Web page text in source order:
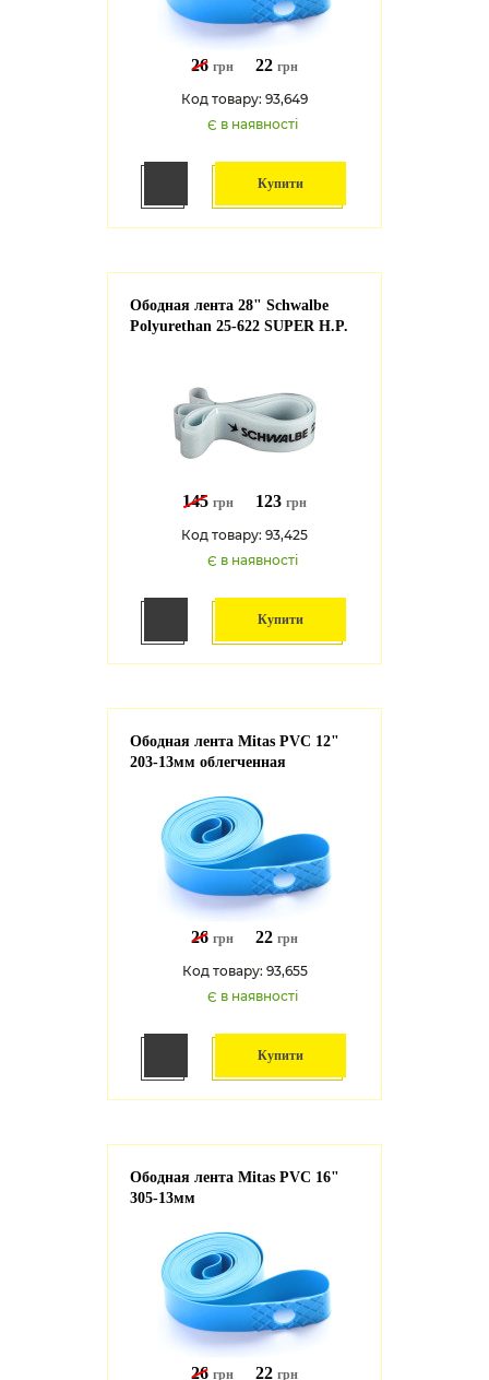
26 грн 22 грн
Код товару: 93,649
Є в наявності
Купити
Ободная лента 28" Schwalbe
Polyurethan 25-622 SUPER H.P.
145 грн 123 грн
Код товару: 93,425
Є в наявності
Купити
Ободная лента Mitas PVC 12"
203-13мм облегченная
26 грн 22 грн
Код товару: 93,655
Є в наявності
Купити
Ободная лента Mitas PVC 16"
305-13мм
26 грн 22 грн